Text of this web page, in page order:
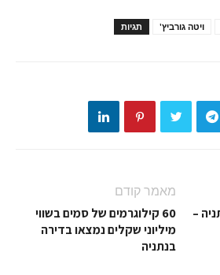
תגיות ויטה גורביץ'
מאמר קודם
60 קילוגרמים של סמים בשווי
מיליוני שקלים נמצאו בדירה
בנתניה
–